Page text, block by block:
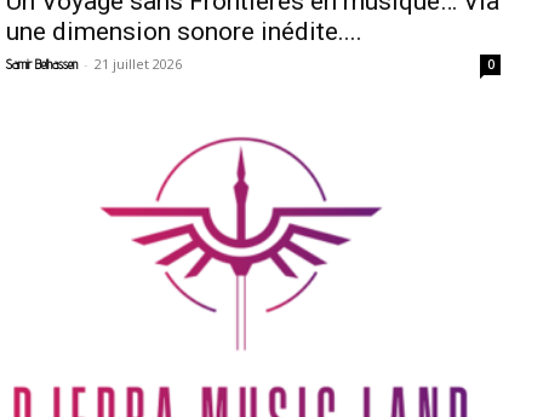
une dimension sonore inédite....
Samir Belhassen - 21 juillet 2026 0